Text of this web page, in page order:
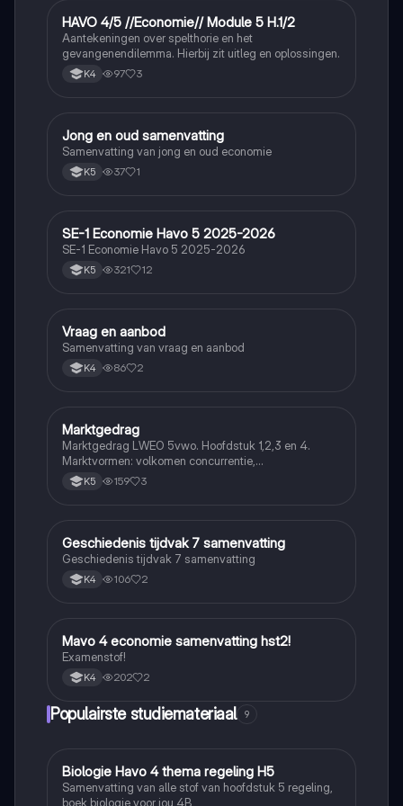
Economie
HAVO 4/5 //Economie// Module 5 H.1/2
Aantekeningen over spelthorie en het
gevangenendilemma. Hierbij zit uitleg en oplossingen.
K4 97 3
Economie
Jong en oud samenvatting
Samenvatting van jong en oud economie
K5 37 1
Economie
SE-1 Economie Havo 5 2025-2026
SE-1 Economie Havo 5 2025-2026
K5 321 12
Economie
Vraag en aanbod
Samenvatting van vraag en aanbod
K4 86 2
Economie
Marktgedrag
Marktgedrag LWEO 5vwo. Hoofdstuk 1,2,3 en 4.
Marktvormen: volkomen concurrentie,
monopolistische concurrentie, oligopolie en monopolie
K5 159 3
Economie
Geschiedenis tijdvak 7 samenvatting
Geschiedenis tijdvak 7 samenvatting
K4 106 2
Economie
Mavo 4 economie samenvatting hst2!
Examenstof!
K4 202 2
Populairste studiemateriaal 9
Biologie
Biologie Havo 4 thema regeling H5
Samenvatting van alle stof van hoofdstuk 5 regeling,
boek biologie voor jou 4B